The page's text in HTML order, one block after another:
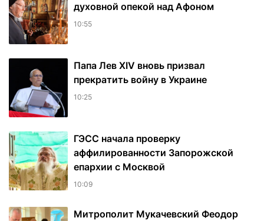
духовной опекой над Афоном
10:55
Папа Лев XIV вновь призвал
прекратить войну в Украине
10:25
ГЭСС начала проверку
аффилированности Запорожской
епархии с Москвой
10:09
Митрополит Мукачевский Феодор